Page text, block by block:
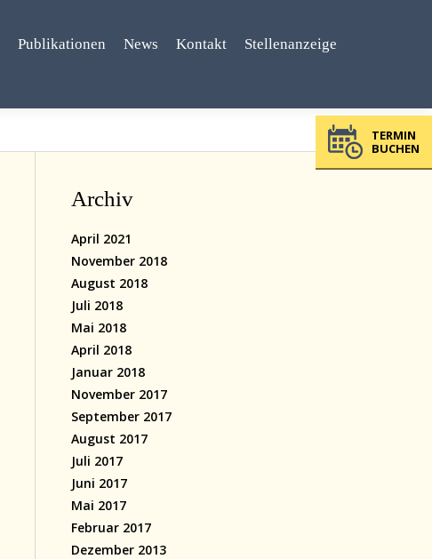
Publikationen News Kontakt Stellenanzeige
Archiv
April 2021
November 2018
August 2018
Juli 2018
Mai 2018
April 2018
Januar 2018
November 2017
September 2017
August 2017
Juli 2017
Juni 2017
Mai 2017
Februar 2017
Dezember 2013
TERMIN
BUCHEN